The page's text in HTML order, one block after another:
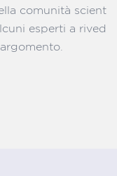
comunità scient
esperti a rived